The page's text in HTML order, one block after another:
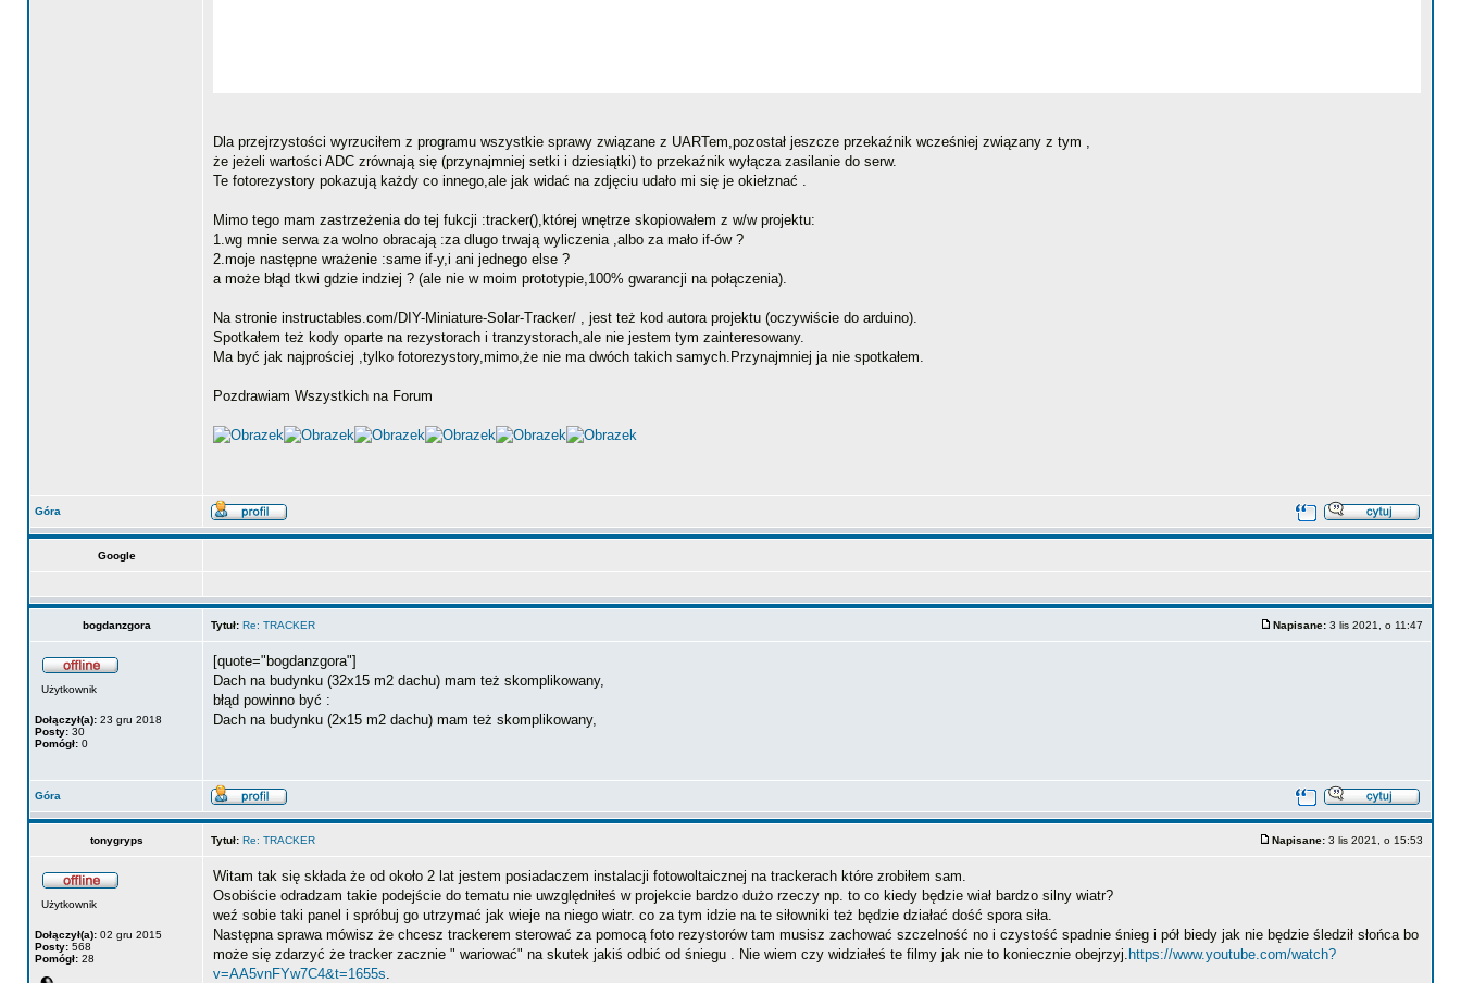
Dla przejrzystości wyrzuciłem z programu wszystkie sprawy związane z UARTem,pozostał jeszcze przekaźnik wcześniej związany z tym ,
że jeżeli wartości ADC zrównają się (przynajmniej setki i dziesiątki) to przekaźnik wyłącza zasilanie do serw.
Te fotorezystory pokazują każdy co innego,ale jak widać na zdjęciu udało mi się je okiełznać .
Mimo tego mam zastrzeżenia do tej fukcji :tracker(),której wnętrze skopiowałem z w/w projektu:
1.wg mnie serwa za wolno obracają :za dlugo trwają wyliczenia ,albo za mało if-ów ?
2.moje następne wrażenie :same if-y,i ani jednego else ?
a może błąd tkwi gdzie indziej ? (ale nie w moim prototypie,100% gwarancji na połączenia).
Na stronie instructables.com/DIY-Miniature-Solar-Tracker/ , jest też kod autora projektu (oczywiście do arduino).
Spotkałem też kody oparte na rezystorach i tranzystorach,ale nie jestem tym zainteresowany.
Ma być jak najprościej ,tylko fotorezystory,mimo,że nie ma dwóch takich samych.Przynajmniej ja nie spotkałem.
Pozdrawiam Wszystkich na Forum
Góra
Google
bogdanzgora Tytuł: Re: TRACKER Napisane: 3 lis 2021, o 11:47
Użytkownik
Dołączył(a): 23 gru 2018
Posty: 30
Pomógł: 0
[quote="bogdanzgora"]
Dach na budynku (32x15 m2 dachu) mam też skomplikowany,
błąd powinno być :
Dach na budynku (2x15 m2 dachu) mam też skomplikowany,
Góra
tonygryps Tytuł: Re: TRACKER Napisane: 3 lis 2021, o 15:53
Użytkownik
Dołączył(a): 02 gru 2015
Posty: 568
Pomógł: 28
Witam tak się składa że od około 2 lat jestem posiadaczem instalacji fotowoltaicznej na trackerach które zrobiłem sam.
Osobiście odradzam takie podejście do tematu nie uwzględniłeś w projekcie bardzo dużo rzeczy np. to co kiedy będzie wiał bardzo silny wiatr?
weź sobie taki panel i spróbuj go utrzymać jak wieje na niego wiatr. co za tym idzie na te siłowniki też będzie działać dość spora siła.
Następna sprawa mówisz że chcesz trackerem sterować za pomocą foto rezystorów tam musisz zachować szczelność no i czystość spadnie śnieg i pół biedy jak nie będzie śledził słońca bo
może się zdarzyć że tracker zacznie " wariować" na skutek jakiś odbić od śniegu . Nie wiem czy widziałeś te filmy jak nie to koniecznie obejrzyj. https://www.youtube.com/watch?
v=AA5vnFYw7C4&t=1655s.